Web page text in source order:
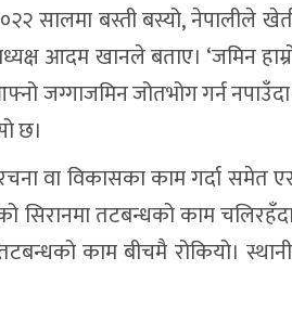
सालमा बस्ती बस्यो, नेपालीले
आदम खानले बताए। ‘जमिन
जग्गाजमिन जोतभोग गर्न
छ।
वा विकासका काम गर्दा समेत
सिरानमा तटबन्धको काम
काम बीचमै रोकियो।